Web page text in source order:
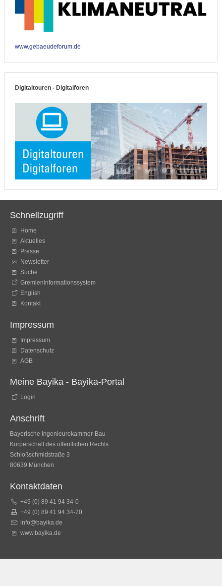
www.gebaeudeforum.de
Digitaltouren - Digitalforen
Schnellzugriff
Home
Aktuelles
Presse
Newsletter
Suche
Gremieninformationssystem
English
Kontakt
Impressum
Impressum
Datenschutz
AGB
Meine Bayika - Bayika-Portal
Login
Anschrift
Bayerische Ingenieurekammer-Bau
Körperschaft des öffentlichen Rechts
Schloßschmidstraße 3
80639 München
Kontaktdaten
+49 (0) 89 41 94 34-0
+49 (0) 89 41 94 34-20
info@bayika.de
www.bayika.de